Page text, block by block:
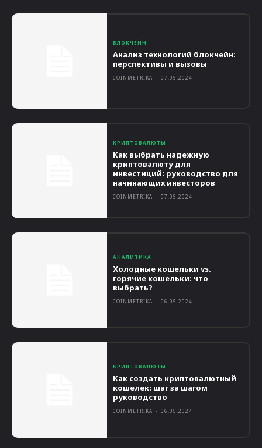
БЛОКЧЕЙН
Анализ технологий блокчейн:
перспективы и вызовы
COINMETRIKA - 07.05.2024
КРИПТОВАЛЮТЫ
Как выбрать надежную
криптовалюту для
инвестиций: руководство для
начинающих инвесторов
COINMETRIKA - 07.05.2024
АНАЛИТИКА
Холодные кошельки vs.
горячие кошельки: что
выбрать?
COINMETRIKA - 06.05.2024
КРИПТОВАЛЮТЫ
Как создать криптовалютный
кошелек: шаг за шагом
руководство
COINMETRIKA - 06.05.2024